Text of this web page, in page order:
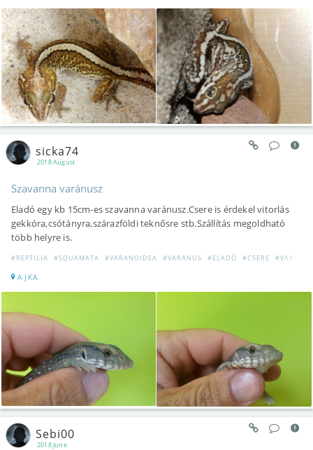
2018 August
sicka74
Szavanna varánusz
Eladó egy kb 15cm-es szavanna varánusz.Csere is érdekel vitorlás
gekkóra,csótányra,szárazföldi teknősre stb.Szállítás megoldható
több helyre is.
#REPTILIA #SQUAMATA #VARANOIDEA #VARANUS #ELADÓ #CSERE
AJKA
2018 June
Sebi00